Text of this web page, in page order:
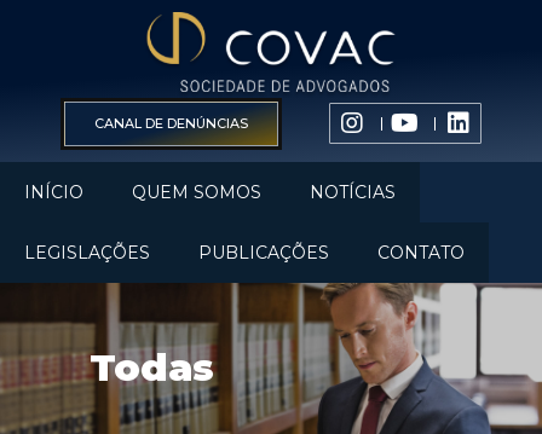
CANAL DE DENÚNCIAS
INÍCIO QUEM SOMOS NOTÍCIAS
LEGISLAÇÕES PUBLICAÇÕES CONTATO
Todas